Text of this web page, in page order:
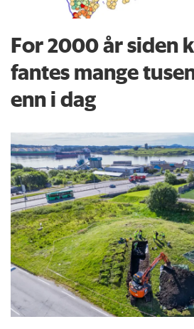
For 2000 år siden
fantes mange
enn i dag